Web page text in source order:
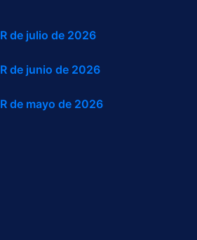
de julio de 2026
de junio de 2026
de mayo de 2026